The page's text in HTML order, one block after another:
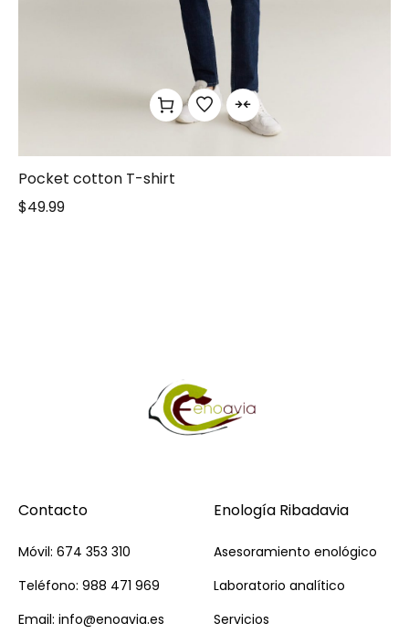
Pocket cotton T-shirt
$49.99
Contacto
Móvil: 674 353 310
Teléfono: 988 471 969
Email: info@enoavia.es
Enología Ribadavia
Asesoramiento enológico
Laboratorio analítico
Servicios